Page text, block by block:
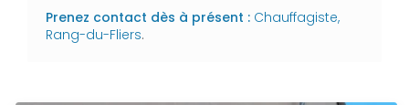
Prenez contact dès à présent : Chauffagiste,
Rang-du-Fliers.